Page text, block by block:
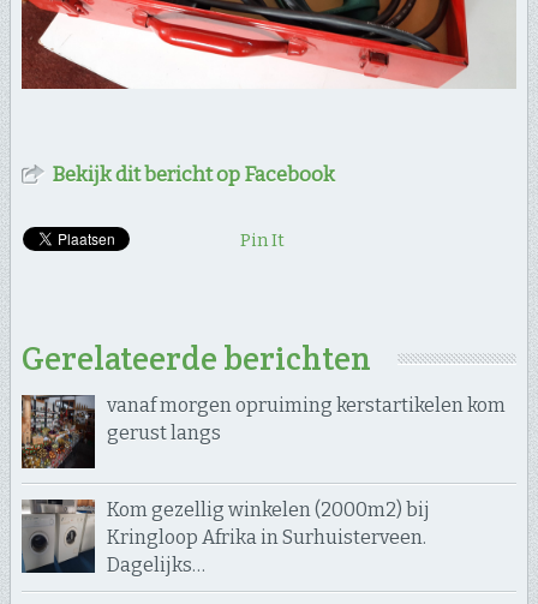
Bekijk dit bericht op Facebook
Pin It
Gerelateerde berichten
vanaf morgen opruiming kerstartikelen kom
gerust langs
Kom gezellig winkelen (2000m2) bij
Kringloop Afrika in Surhuisterveen.
Dagelijks…